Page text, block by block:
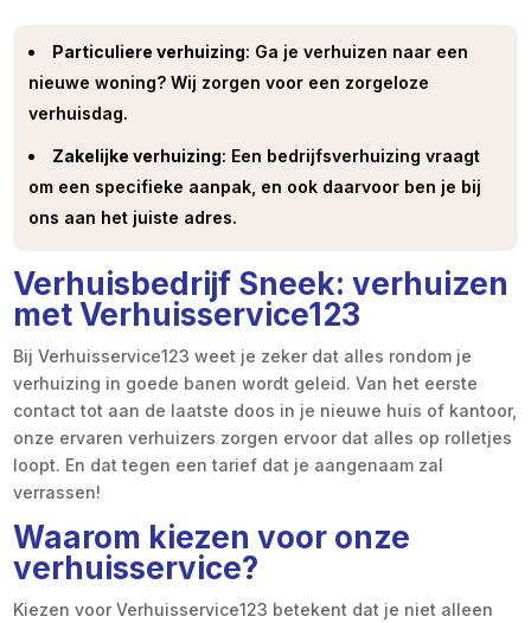
Particuliere verhuizing: Ga je verhuizen naar een
nieuwe woning? Wij zorgen voor een zorgeloze
verhuisdag.
Zakelijke verhuizing: Een bedrijfsverhuizing vraagt
om een specifieke aanpak, en ook daarvoor ben je bij
ons aan het juiste adres.
Verhuisbedrijf Sneek: verhuizen
met Verhuisservice123
Bij Verhuisservice123 weet je zeker dat alles rondom je
verhuizing in goede banen wordt geleid. Van het eerste
contact tot aan de laatste doos in je nieuwe huis of kantoor,
onze ervaren verhuizers zorgen ervoor dat alles op rolletjes
loopt. En dat tegen een tarief dat je aangenaam zal
verrassen!
Waarom kiezen voor onze
verhuisservice?
Kiezen voor Verhuisservice123 betekent dat je niet alleen